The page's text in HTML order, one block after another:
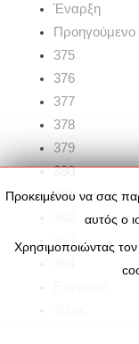
Έναρξη
Προηγούμενο
375
376
377
378
379
380
381
Προκειμένου να σας
αυτός ο
Χρησιμοποιώντας